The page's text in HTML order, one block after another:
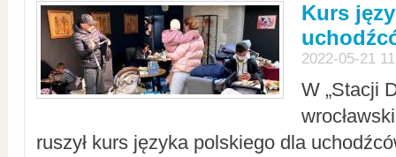
Kurs
2022-05-21
W „Stacji
ruszył kurs języka polskiego dla